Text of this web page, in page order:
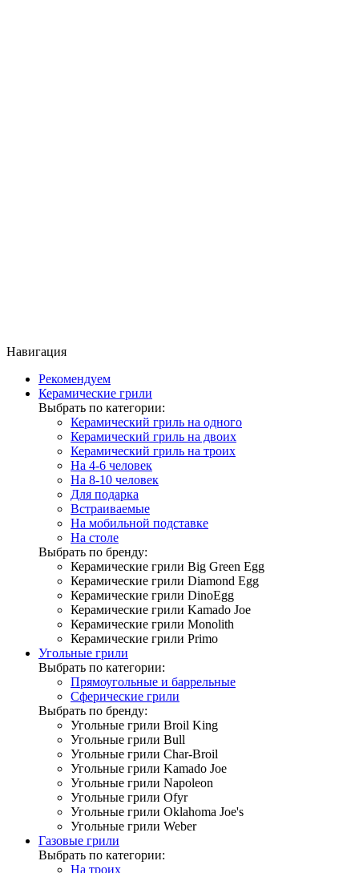
Навигация
Рекомендуем
Керамические грили
Выбрать по категории:
Керамический гриль на одного
Керамический гриль на двоих
Керамический гриль на троих
На 4-6 человек
На 8-10 человек
Для подарка
Встраиваемые
На мобильной подставке
На столе
Выбрать по бренду:
Керамические грили Big Green Egg
Керамические грили Diamond Egg
Керамические грили DinoEgg
Керамические грили Kamado Joe
Керамические грили Monolith
Керамические грили Primo
Угольные грили
Выбрать по категории:
Прямоугольные и баррельные
Сферические грили
Выбрать по бренду:
Угольные грили Broil King
Угольные грили Bull
Угольные грили Char-Broil
Угольные грили Kamado Joe
Угольные грили Napoleon
Угольные грили Ofyr
Угольные грили Oklahoma Joe's
Угольные грили Weber
Газовые грили
Выбрать по категории:
На троих